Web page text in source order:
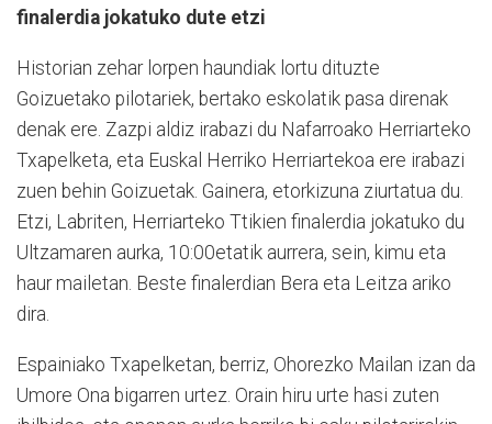
finalerdia jokatuko dute etzi
Historian zehar lorpen haundiak lortu dituzte
Goizuetako pilotariek, bertako eskolatik pasa direnak
denak ere. Zazpi aldiz irabazi du Nafarroako Herriarteko
Txapelketa, eta Euskal Herriko Herriartekoa ere irabazi
zuen behin Goizuetak. Gainera, etorkizuna ziurtatua du.
Etzi, Labriten, Herriarteko Ttikien finalerdia jokatuko du
Ultzamaren aurka, 10:00etatik aurrera, sein, kimu eta
haur mailetan. Beste finalerdian Bera eta Leitza ariko
dira.
Espainiako Txapelketan, be­rriz, Ohorezko Mailan izan da
Umore Ona bigarren urtez. Orain hiru urte hasi zuten